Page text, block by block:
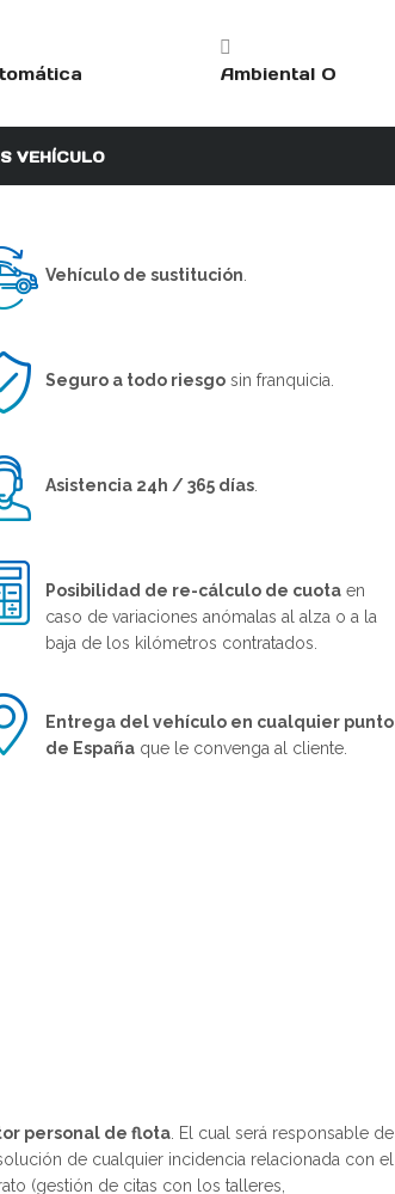
Ambiental O
VEHÍCULO
Vehículo de sustitución.
Seguro a todo riesgo sin franquicia.
Asistencia 24h / 365 días.
Posibilidad de re-cálculo de cuota en
caso de variaciones anómalas al alza o a la
baja de los kilómetros contratados.
Entrega del vehículo en cualquier punto
de España que le convenga al cliente.
personal de flota. El cual será responsable de
de cualquier incidencia relacionada con el
(gestión de citas con los talleres,